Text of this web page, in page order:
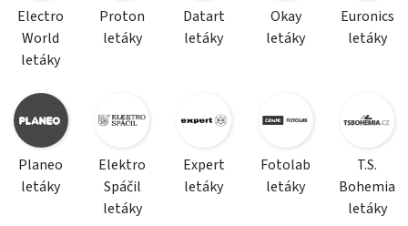
Electro
World
letáky
Proton
letáky
Datart
letáky
Okay
letáky
Euronics
letáky
Planeo
letáky
Elektro
Spáčil
letáky
Expert
letáky
Fotolab
letáky
T.S.
Bohemia
letáky